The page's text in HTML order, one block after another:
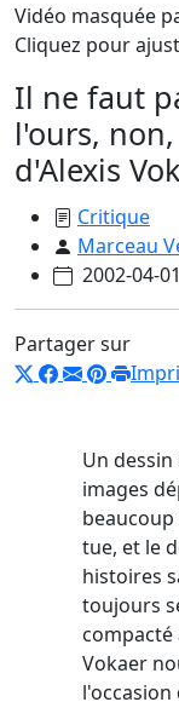
Vidéo masquée
Cliquez pour
Il ne faut
l'ours,
d'Alexis
Critique
Marceau
2002-04-01
Partager sur
Un
images
tue, et le
histoires
toujours
compacté
Vokaer